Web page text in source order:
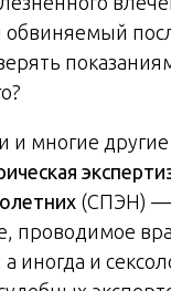
и многие
(СПЭН) —
проводимое
иногда и